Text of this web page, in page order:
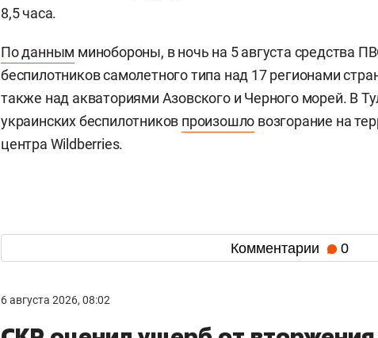
8,5 часа.
По данным минобороны, в ночь на 5 августа средства
беспилотников самолетного типа над 17 регионами
также над акваториями Азовского и Черного морей. В
украинских беспилотников произошло возгорание на
центра Wildberries.
Комментарии 0
6 августа 2026, 08:02